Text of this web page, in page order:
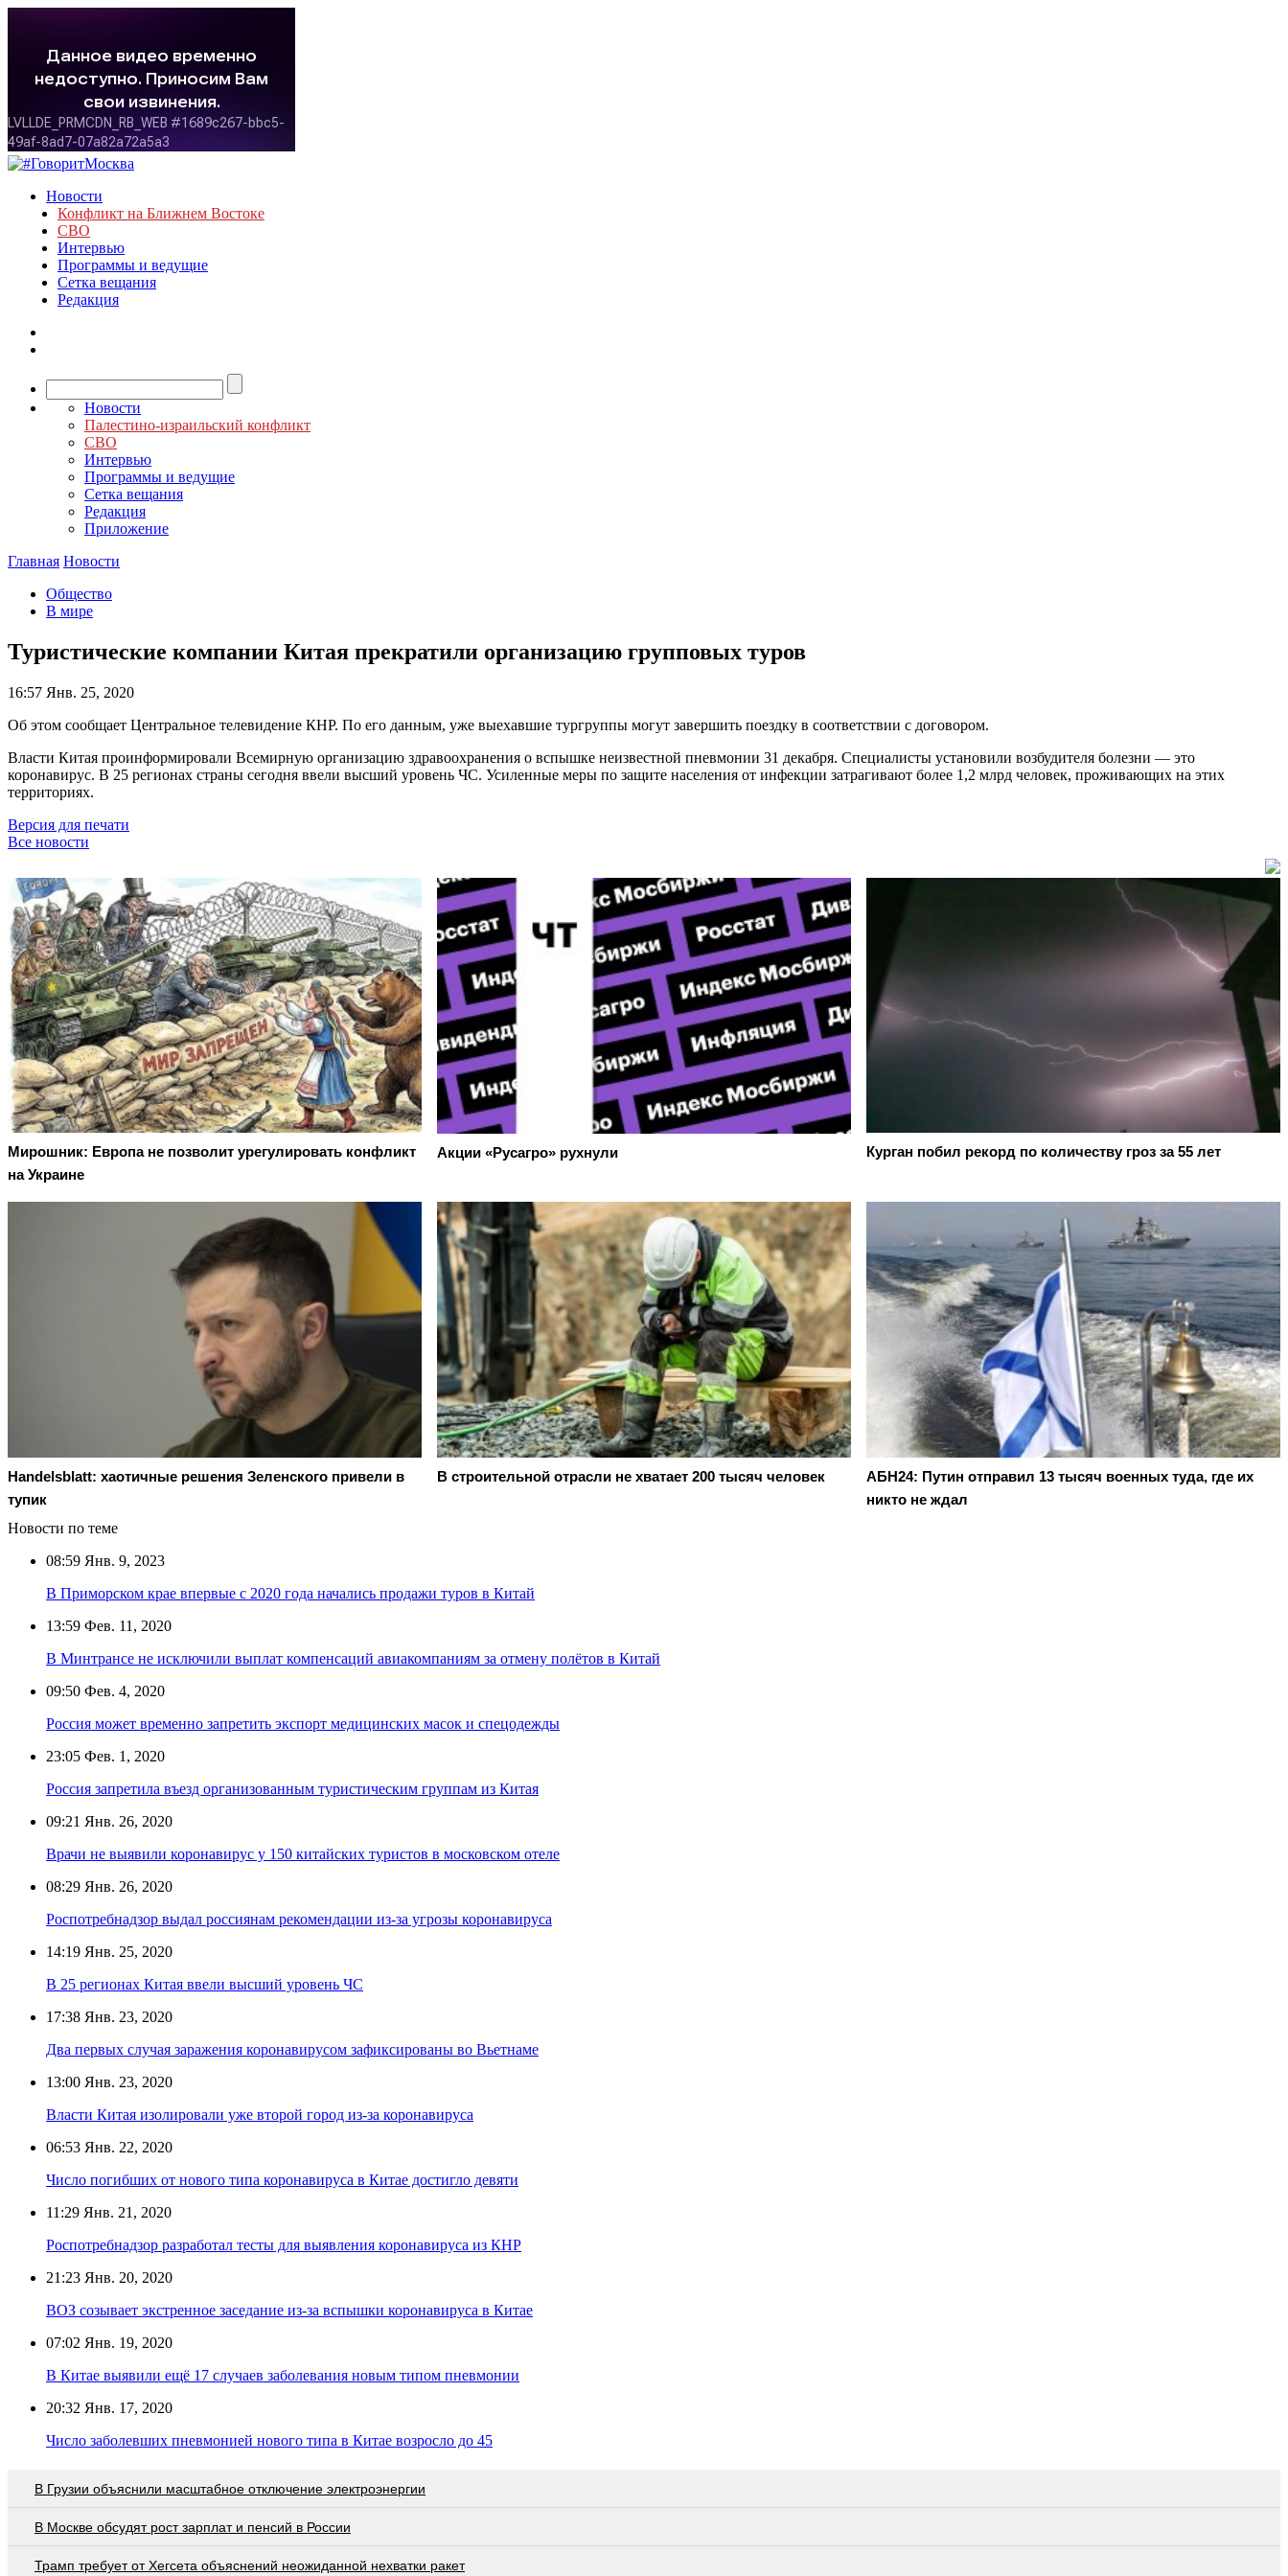
Новости
Конфликт на Ближнем Востоке
СВО
Интервью
Программы и ведущие
Сетка вещания
Редакция
Новости
Палестино-израильский конфликт
СВО
Интервью
Программы и ведущие
Сетка вещания
Редакция
Приложение
Главная Новости
Общество
В мире
Туристические компании Китая прекратили организацию групповых туров
16:57 Янв. 25, 2020
Об этом сообщает Центральное телевидение КНР. По его данным, уже выехавшие тургруппы могут завершить поездку в соответствии с договором.
Власти Китая проинформировали Всемирную организацию здравоохранения о вспышке неизвестной пневмонии 31 декабря. Специалисты установили возбудителя болезни — это
коронавирус. В 25 регионах страны сегодня ввели высший уровень ЧС. Усиленные меры по защите населения от инфекции затрагивают более 1,2 млрд человек, проживающих на этих
территориях.
Версия для печати
Все новости
Мирошник: Европа не позволит урегулировать конфликт
на Украине
Акции «Русагро» рухнули Курган побил рекорд по количеству гроз за 55 лет
Handelsblatt: хаотичные решения Зеленского привели в
тупик
В строительной отрасли не хватает 200 тысяч человек
АБН24: Путин отправил 13 тысяч военных туда, где их
никто не ждал
Новости по теме
08:59 Янв. 9, 2023
В Приморском крае впервые с 2020 года начались продажи туров в Китай
13:59 Фев. 11, 2020
В Минтрансе не исключили выплат компенсаций авиакомпаниям за отмену полётов в Китай
09:50 Фев. 4, 2020
Россия может временно запретить экспорт медицинских масок и спецодежды
23:05 Фев. 1, 2020
Россия запретила въезд организованным туристическим группам из Китая
09:21 Янв. 26, 2020
Врачи не выявили коронавирус у 150 китайских туристов в московском отеле
08:29 Янв. 26, 2020
Роспотребнадзор выдал россиянам рекомендации из-за угрозы коронавируса
14:19 Янв. 25, 2020
В 25 регионах Китая ввели высший уровень ЧС
17:38 Янв. 23, 2020
Два первых случая заражения коронавирусом зафиксированы во Вьетнаме
13:00 Янв. 23, 2020
Власти Китая изолировали уже второй город из-за коронавируса
06:53 Янв. 22, 2020
Число погибших от нового типа коронавируса в Китае достигло девяти
11:29 Янв. 21, 2020
Роспотребнадзор разработал тесты для выявления коронавируса из КНР
21:23 Янв. 20, 2020
ВОЗ созывает экстренное заседание из-за вспышки коронавируса в Китае
07:02 Янв. 19, 2020
В Китае выявили ещё 17 случаев заболевания новым типом пневмонии
20:32 Янв. 17, 2020
Число заболевших пневмонией нового типа в Китае возросло до 45
В Грузии объяснили масштабное отключение электроэнергии
В Москве обсудят рост зарплат и пенсий в России
Трамп требует от Хегсета объяснений неожиданной нехватки ракет